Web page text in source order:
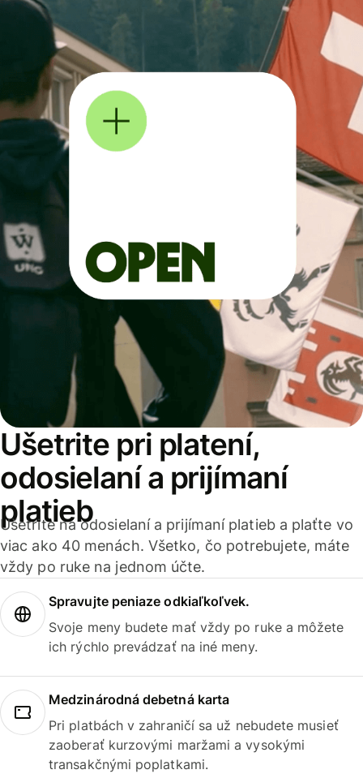
Ušetrite pri platení,
odosielaní a prijímaní
platieb
Ušetrite na odosielaní a prijímaní platieb a plaťte vo
viac ako 40 menách. Všetko, čo potrebujete, máte
vždy po ruke na jednom účte.
Spravujte peniaze odkiaľkoľvek.
Svoje meny budete mať vždy po ruke a môžete
ich rýchlo prevádzať na iné meny.
Medzinárodná debetná karta
Pri platbách v zahraničí sa už nebudete musieť
zaoberať kurzovými maržami a vysokými
transakčnými poplatkami.